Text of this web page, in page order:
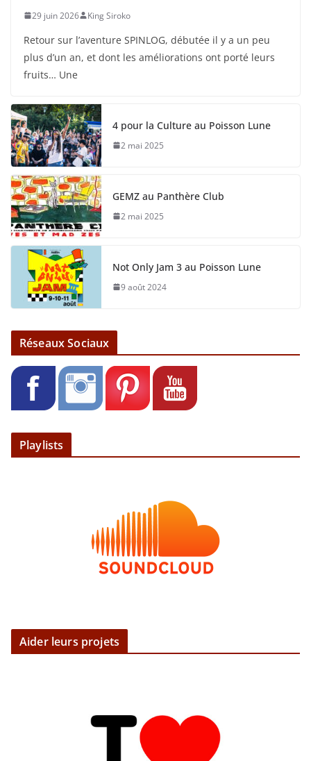
29 juin 2026 King Siroko
Retour sur l’aventure SPINLOG, débutée il y a un peu
plus d’un an, et dont les améliorations ont porté leurs
fruits… Une
4 pour la Culture au Poisson Lune
2 mai 2025
GEMZ au Panthère Club
2 mai 2025
Not Only Jam 3 au Poisson Lune
9 août 2024
Réseaux Sociaux
Playlists
Aider leurs projets